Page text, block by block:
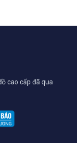
cao cấp đã qua